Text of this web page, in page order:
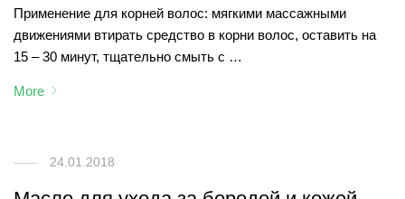
Применение для корней волос: мягкими массажными
движениями втирать средство в корни волос, оставить на
15 – 30 минут, тщательно смыть с …
More
24.01.2018